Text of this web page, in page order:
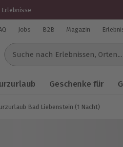
für mydays.de
Jobs B2B Magazin
Suche nach Erlebnissen...
Geschenke für
Bad Liebenstein (1 Nacht)